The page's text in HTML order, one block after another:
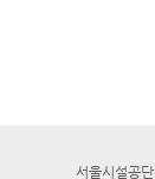
서울시설공단